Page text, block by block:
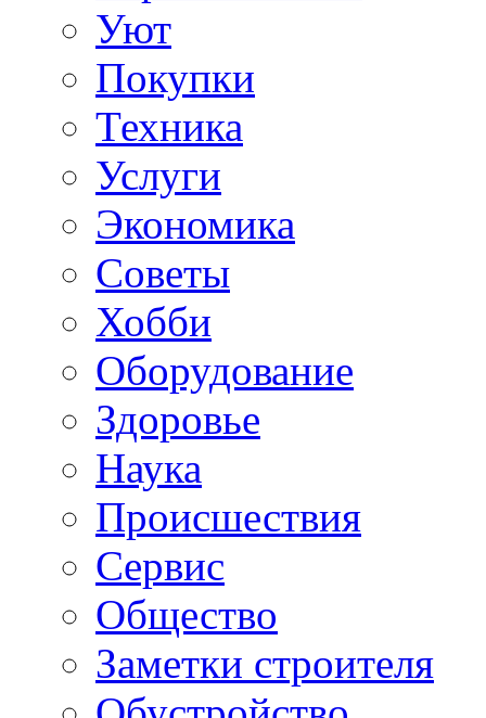
Уют
Покупки
Техника
Услуги
Экономика
Советы
Хобби
Oборудование
Здоровье
Наука
Происшествия
Сервис
Общество
Заметки строителя